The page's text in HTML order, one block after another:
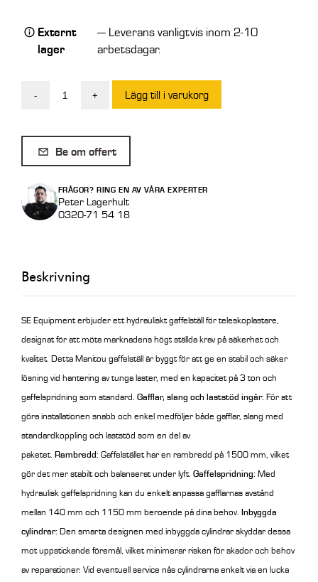
Externt
lager
— Leverans vanligtvis inom 2-10
arbetsdagar.
-
Gaffelställ
Manitou
3
1500
mängd
+ Lägg till i varukorg
Be om offert
FRÅGOR? RING EN AV VÅRA EXPERTER
Peter Lagerhult
0320-71 54 18
Beskrivning
SE Equipment erbjuder ett hydrauliskt gaffelställ för teleskoplastare,
designat för att möta marknadens högt ställda krav på säkerhet och
kvalitet. Detta Manitou gaffelställ är byggt för att ge en stabil och säker
lösning vid hantering av tunga laster, med en kapacitet på 3 ton och
gaffelspridning som standard. Gafflar, slang och laststöd ingår: För att
göra installationen snabb och enkel medföljer både gafflar, slang med
standardkoppling och laststöd som en del av
paketet. Rambredd: Gaffelstället har en rambredd på 1500 mm, vilket
gör det mer stabilt och balanserat under lyft. Gaffelspridning: Med
hydraulisk gaffelspridning kan du enkelt anpassa gafflarnas avstånd
mellan 140 mm och 1150 mm beroende på dina behov. Inbyggda
cylindrar: Den smarta designen med inbyggda cylindrar skyddar dessa
mot uppstickande föremål, vilket minimerar risken för skador och behov
av reparationer. Vid eventuell service nås cylindrarna enkelt via en lucka